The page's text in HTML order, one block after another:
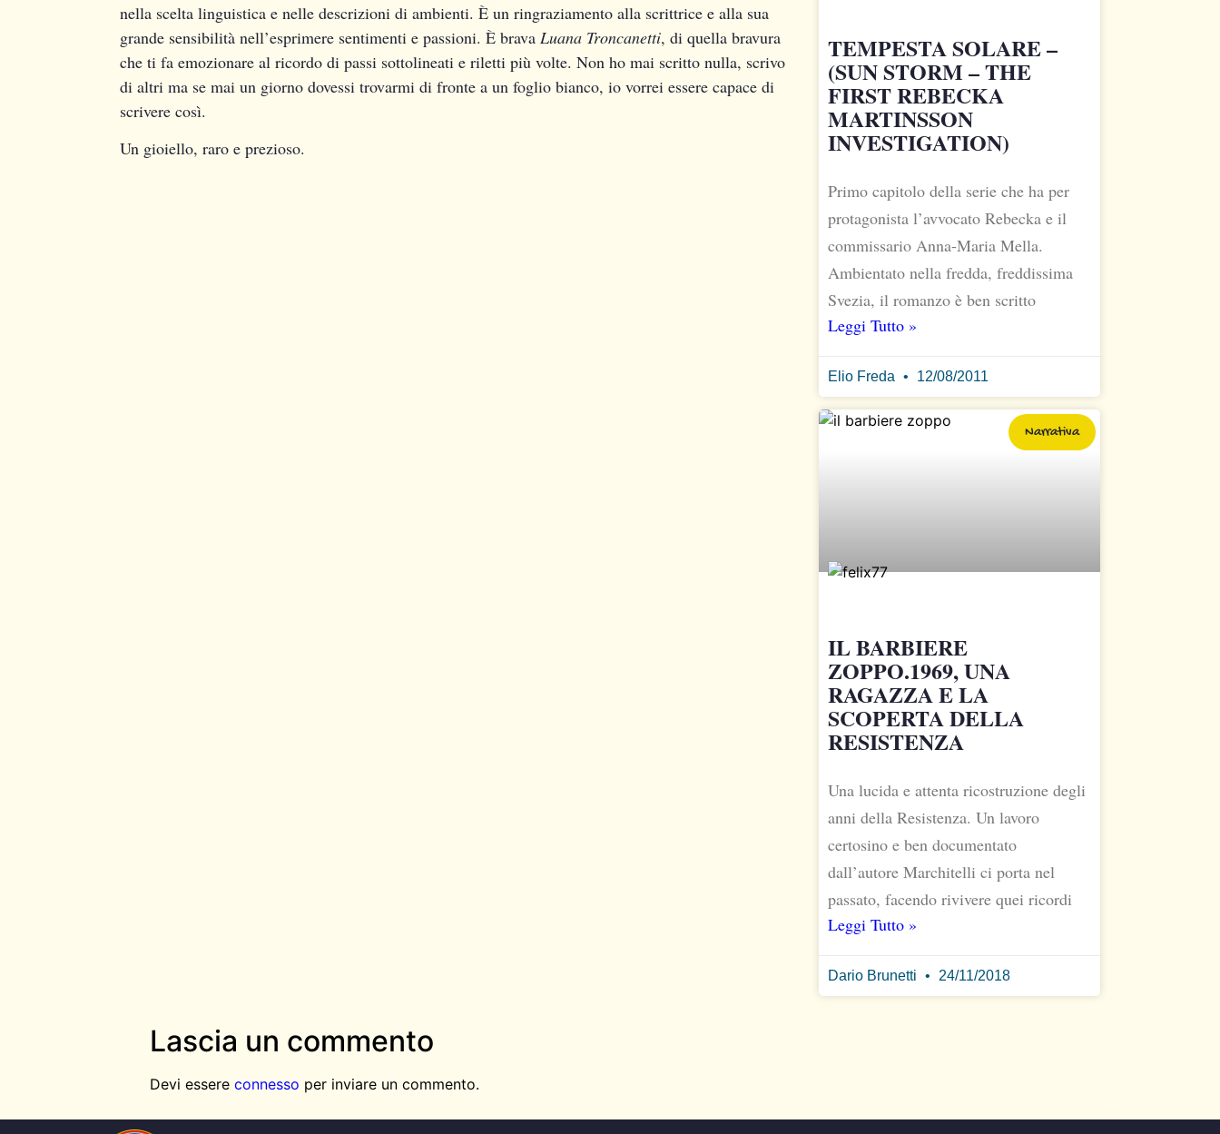
nella scelta linguistica e nelle descrizioni di ambienti. È un ringraziamento alla scrittrice e alla sua
grande sensibilità nell’esprimere sentimenti e passioni. È brava Luana Troncanetti, di quella bravura
che ti fa emozionare al ricordo di passi sottolineati e riletti più volte. Non ho mai scritto nulla, scrivo
di altri ma se mai un giorno dovessi trovarmi di fronte a un foglio bianco, io vorrei essere capace di
scrivere così.
Un gioiello, raro e prezioso.
TEMPESTA SOLARE –
(SUN STORM – THE
FIRST REBECKA
MARTINSSON
INVESTIGATION)
Primo capitolo della serie che ha per
protagonista l’avvocato Rebecka e il
commissario Anna-Maria Mella.
Ambientato nella fredda, freddissima
Svezia, il romanzo è ben scritto
Leggi Tutto »
Elio Freda 12/08/2011
Narrativa
IL BARBIERE
ZOPPO.1969, UNA
RAGAZZA E LA
SCOPERTA DELLA
RESISTENZA
Una lucida e attenta ricostruzione degli
anni della Resistenza. Un lavoro
certosino e ben documentato
dall’autore Marchitelli ci porta nel
passato, facendo rivivere quei ricordi
Leggi Tutto »
Dario Brunetti 24/11/2018
Lascia un commento
Devi essere connesso per inviare un commento.